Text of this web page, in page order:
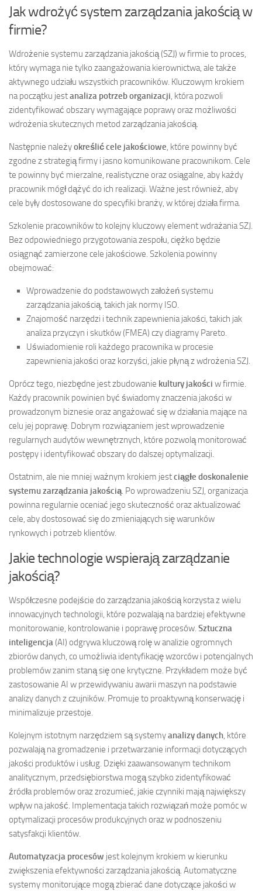
Jak wdrożyć system zarządzania jakością w
firmie?
Wdrożenie systemu zarządzania jakością (SZJ) w firmie to proces,
który wymaga nie tylko zaangażowania kierownictwa, ale także
aktywnego udziału wszystkich pracowników. Kluczowym krokiem
na początku jestanaliza potrzeb organizacji, która pozwoli
zidentyfikować obszary wymagające poprawy oraz możliwości
wdrożenia skutecznych metod zarządzania jakością.
Następnie należyokreślić cele jakościowe, które powinny być
zgodne z strategią firmy i jasno komunikowane pracownikom. Cele
te powinny być mierzalne, realistyczne oraz osiągalne, aby każdy
pracownik mógł dążyć do ich realizacji. Ważne jest również, aby
cele były dostosowane do specyfiki branży, w której działa firma.
Szkolenie pracowników to kolejny kluczowy element wdrażania SZJ.
Bez odpowiedniego przygotowania zespołu, ciężko będzie
osiągnąć zamierzone cele jakościowe. Szkolenia powinny
obejmować:
Wprowadzenie do podstawowych założeń systemu
zarządzania jakością, takich jak normy ISO.
Znajomość narzędzi i technik zapewnienia jakości, takich jak
analiza przyczyn i skutków (FMEA) czy diagramy Pareto.
Uświadomienie roli każdego pracownika w procesie
zapewnienia jakości oraz korzyści, jakie płyną z wdrożenia SZJ.
Oprócz tego, niezbędne jest zbudowanie kultury jakości w firmie.
Każdy pracownik powinien być świadomy znaczenia jakości w
prowadzonym biznesie oraz angażować się w działania mające na
celu jej poprawę. Dobrym rozwiązaniem jest wprowadzenie
regularnych audytów wewnętrznych, które pozwolą monitorować
postępy i identyfikować obszary do dalszej optymalizacji.
Ostatnim, ale nie mniej ważnym krokiem jestciągłe doskonalenie
systemu zarządzania jakością. Po wprowadzeniu SZJ, organizacja
powinna regularnie oceniać jego skuteczność oraz aktualizować
cele, aby dostosować się do zmieniających się warunków
rynkowych i potrzeb klientów.
Jakie technologie wspierają zarządzanie
jakością?
Współczesne podejście do zarządzania jakością korzysta z wielu
innowacyjnych technologii, które pozwalają na bardziej efektywne
monitorowanie, kontrolowanie i poprawę procesów. Sztuczna
inteligencja(AI) odgrywa kluczową rolę w analizie ogromnych
zbiorów danych, co umożliwia identyfikację wzorców i potencjalnych
problemów zanim staną się one krytyczne. Przykładem może być
zastosowanie AI w przewidywaniu awarii maszyn na podstawie
analizy danych z czujników. Promuje to proaktywną konserwację i
minimalizuje przestoje.
Kolejnym istotnym narzędziem są systemyanalizy danych, które
pozwalają na gromadzenie i przetwarzanie informacji dotyczących
jakości produktów i usług. Dzięki zaawansowanym technikom
analitycznym, przedsiębiorstwa mogą szybko zidentyfikować
źródła problemów oraz zrozumieć, jakie czynniki mają największy
wpływ na jakość. Implementacja takich rozwiązań może pomóc w
optymalizacji procesów produkcyjnych oraz w podnoszeniu
satysfakcji klientów.
Automatyzacja procesów jest kolejnym krokiem w kierunku
zwiększenia efektywności zarządzania jakością. Automatyczne
systemy monitorujące mogą zbierać dane dotyczące jakości w